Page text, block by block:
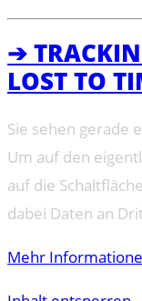
➔
LOST TO
Sie sehen gerade
Um auf den
auf die
dabei Daten an
Mehr